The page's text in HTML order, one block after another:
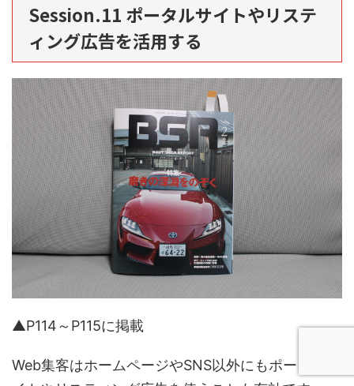
Session.11 ポータルサイトやリステ
ィング広告を活用する
▲P114～P115に掲載
Web集客はホームページやSNS以外にもポータルサ